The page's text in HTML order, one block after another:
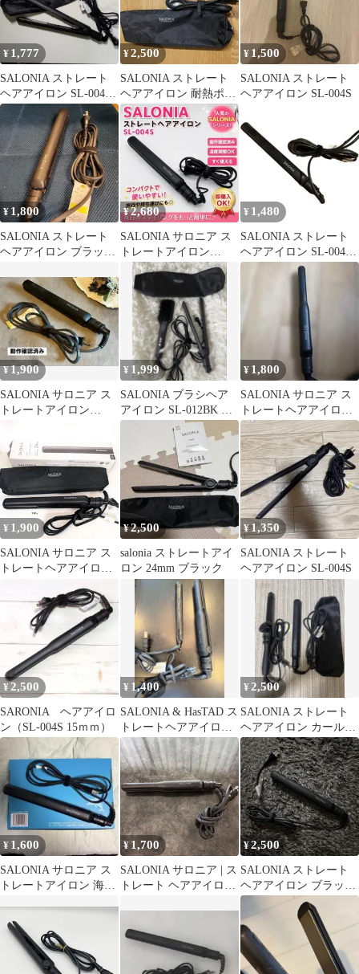
¥ 1,777
SALONIA ストレート
ヘアアイロン SL-004S
24mm
¥2,500
SALONIA ストレート
ヘアアイロン 耐熱ポー
チ付き
SL004SGR24mm
¥ 1,500
SALONIA ストレート
ヘアアイロン SL-004S
¥ 1,800
SALONIA ストレート
ヘアアイロン ブラッ
¥2,680
SALONIA サロニア ス
トレートアイロン
15mm SL-004S
¥ 1,480
SALONIA ストレート
ヘアアイロン SL-004S
24mm
¥1,900
SALONIA サロニア ス
トレートアイロン
¥ 1,999
SALONIA ブラシヘア
アイロン SL-012BK ス
トレートアイロン
¥ 1,800
SALONIA サロニア ス
トレートヘアアイロン
SL-004S
¥ 1,900
SALONIA サロニア ス
トレートヘアアイロン
付
¥2,500
salonia ストレートアイ
ロン 24mm ブラック
¥ 1,350
SALONIA ストレート
ヘアアイロン SL-004S
¥2,500
SARONIA ヘアアイロ
ン（SL-004S 15ｍｍ）
¥ 1,400
SALONIA & HasTAD ス
トレートヘアアイロン
2本セット
¥ 2,500
SALONIA ストレート
ヘアアイロン カールヘ
アアイロン
¥ 1,600
SALONIA サロニア ス
トレートアイロン 海外
¥1,700
SALONIA サロニア | ス
トレート ヘアアイロン
¥2,500
SALONIA ストレート
ヘアアイロン ブラック
本体 専用ポーチ付き